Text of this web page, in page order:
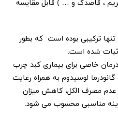
مریم ، قاصدک و … ) قابل مقایسه
تنها ترکیبی بوده است که بطور
شده است.
خاصی برای بیماری کبد چرب
لوسیدوم به همراه رعایت
مصرف الکل، کاهش میزان
مناسبی محسوب می شود.